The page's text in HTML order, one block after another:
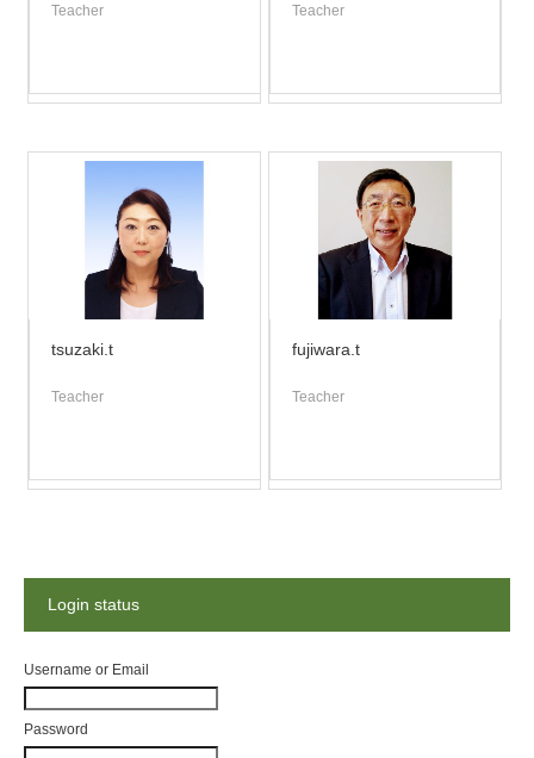
Teacher Teacher
tsuzaki.t
Teacher
fujiwara.t
Teacher
Login status
Username or Email
Password